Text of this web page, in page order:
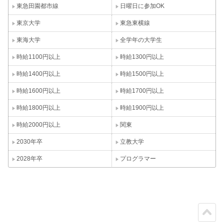
東急田園都市線 日曜日に参加OK
東京大学 東急東横線
東海大学 全学年の大学生
時給1100円以上 時給1300円以上
時給1400円以上 時給1500円以上
時給1600円以上 時給1700円以上
時給1800円以上 時給1900円以上
時給2000円以上 関東
2030年卒 立教大学
2028年卒 プログラマー